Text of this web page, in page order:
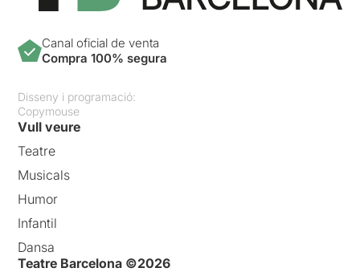
Canal oficial de venta
Compra 100% segura
Disseny i programació:
Copymouse
Vull veure
Teatre
Musicals
Humor
Infantil
Dansa
Teatre Barcelona ©2026